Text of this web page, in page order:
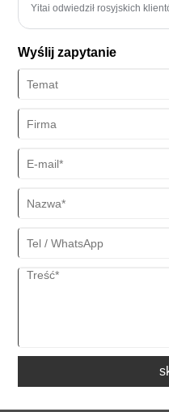
Yitai odwiedził rosyjskich
Wyślij zapytanie